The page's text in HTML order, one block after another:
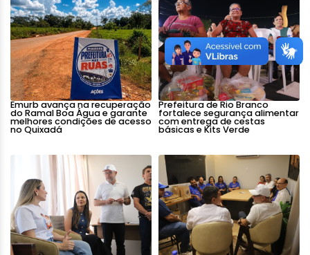
Emurb avança na recuperação
do Ramal Boa Água e garante
melhores condições de acesso
no Quixadá
Prefeitura de Rio Branco
fortalece segurança alimentar
com entrega de cestas
básicas e Kits Verde